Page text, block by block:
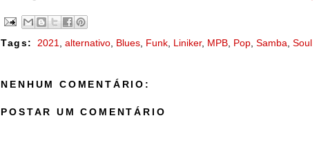
Tags: 2021 ,alternativo Blues Funk Liniker, MPB Pop ,Samba ,Soul
NENHUM COMENTÁRIO:
POSTAR UM COMENTÁRIO